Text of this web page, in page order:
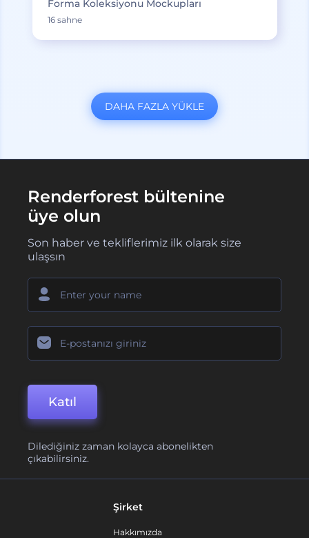
Forma Koleksiyonu Mockupları
16 sahne
DAHA FAZLA YÜKLE
Renderforest bültenine
üye olun
Son haber ve tekliflerimiz ilk olarak size
ulaşsın
Katıl
Dilediğiniz zaman kolayca abonelikten
çıkabilirsiniz.
Şirket
Hakkımızda